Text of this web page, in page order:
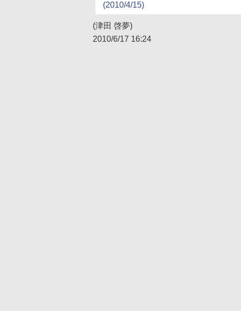
(2010/4/15)
(津田 啓夢)
2010/6/17 16:24